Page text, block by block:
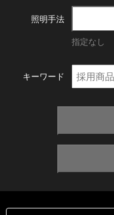
照明手法
指定なし
キーワード